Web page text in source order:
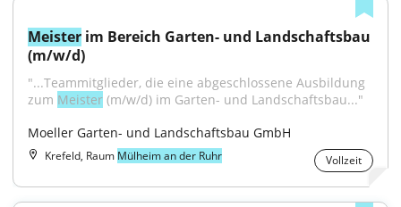
Meister im Bereich Garten- und Landschaftsbau
(m/w/d)
"...Teammitglieder, die eine abgeschlossene Ausbildung
zum Meister (m/w/d) im Garten- und Landschaftsbau..."
Moeller Garten- und Landschaftsbau GmbH
Krefeld, Raum Mülheim an der Ruhr Vollzeit